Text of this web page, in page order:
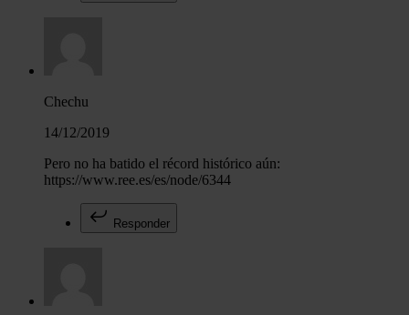
Chechu
14/12/2019
Pero no ha batido el récord histórico aún:
https://www.ree.es/es/node/6344
Responder